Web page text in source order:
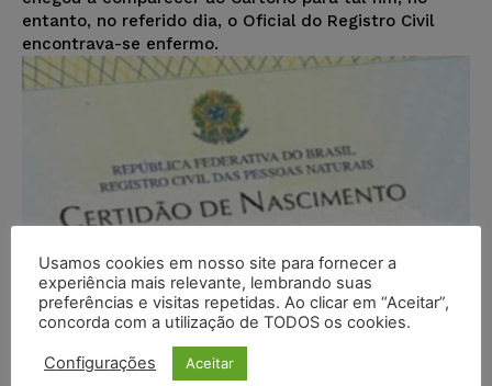
entanto, no referido dia, o Oficial do Registro Civil
encontrava-se enfermo.
Usamos cookies em nosso site para fornecer a
experiência mais relevante, lembrando suas
preferências e visitas repetidas. Ao clicar em “Aceitar”,
concorda com a utilização de TODOS os cookies.
Configurações Aceitar